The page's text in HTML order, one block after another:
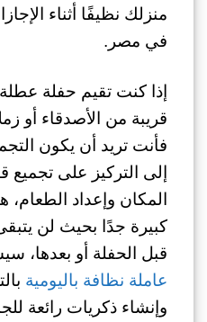
منزلك نظيفًا أثناء
في مصر.
إذا كنت تقيم حفلة
قريبة من الأصدقاء أو
فأنت تريد أن يكون
إلى التركيز على تجميع
المكان وإعداد الطعام،
كبيرة جدًا بحيث لن
قبل الحفلة أو بعدها،
عاملة نظافة باليومية
وإنشاء ذكريات رائعة